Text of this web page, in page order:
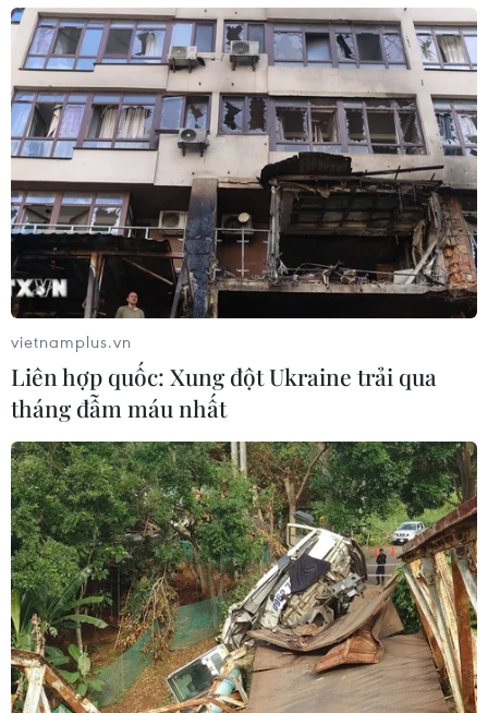
vietnamplus.vn
Liên hợp quốc: Xung đột Ukraine trải qua
tháng đẫm máu nhất